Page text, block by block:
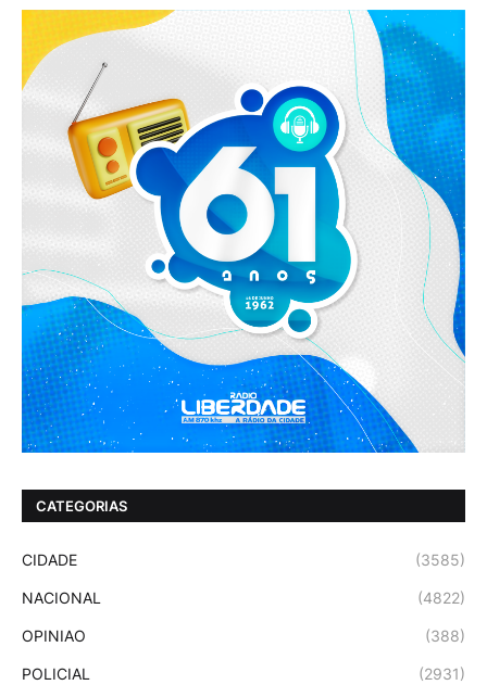
CATEGORIAS
CIDADE (3585)
NACIONAL (4822)
OPINIAO (388)
POLICIAL (2931)